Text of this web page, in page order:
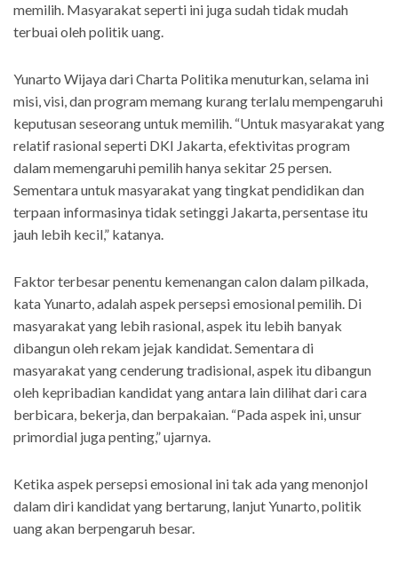
memilih. Masyarakat seperti ini juga sudah tidak mudah
terbuai oleh politik uang.
Yunarto Wijaya dari Charta Politika menuturkan, selama ini
misi, visi, dan program memang kurang terlalu mempengaruhi
keputusan seseorang untuk memilih. “Untuk masyarakat yang
relatif rasional seperti DKI Jakarta, efektivitas program
dalam memengaruhi pemilih hanya sekitar 25 persen.
Sementara untuk masyarakat yang tingkat pendidikan dan
terpaan informasinya tidak setinggi Jakarta, persentase itu
jauh lebih kecil,” katanya.
Faktor terbesar penentu kemenangan calon dalam pilkada,
kata Yunarto, adalah aspek persepsi emosional pemilih. Di
masyarakat yang lebih rasional, aspek itu lebih banyak
dibangun oleh rekam jejak kandidat. Sementara di
masyarakat yang cenderung tradisional, aspek itu dibangun
oleh kepribadian kandidat yang antara lain dilihat dari cara
berbicara, bekerja, dan berpakaian. “Pada aspek ini, unsur
primordial juga penting,” ujarnya.
Ketika aspek persepsi emosional ini tak ada yang menonjol
dalam diri kandidat yang bertarung, lanjut Yunarto, politik
uang akan berpengaruh besar.